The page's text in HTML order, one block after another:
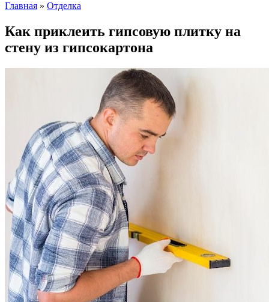
Главная » Отделка
Как приклеить гипсовую плитку на
стену из гипсокартона